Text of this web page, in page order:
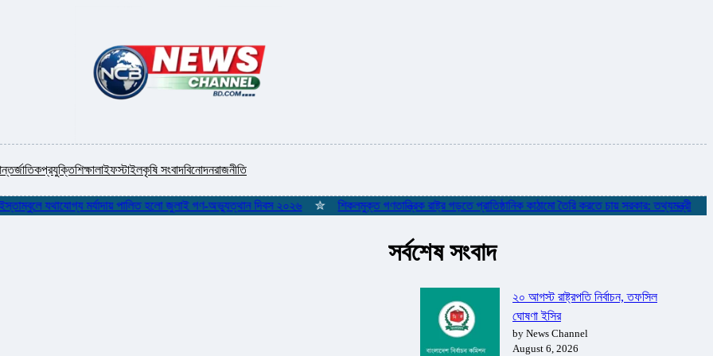
প্রযুক্তিশিক্ষালাইফস্টাইলকৃষি সংবাদবিনোদনরাজনীতি
যথাযোগ্য মর্যাদায় পালিত হলো জুলাই গণ-অভ্যুত্থান দিবস ২০২৬ ✮ শিকলমুক্ত গণতান্ত্রিক রাষ্ট্র গড়তে প্রাতিষ্ঠানিক কাঠামো তৈরি করতে চায় সরকার: তথ্যমন্ত্রী ✮
সর্বশেষ সংবাদ
২০ আগস্ট রাষ্ট্রপতি নির্বাচন, তফসিল
ঘোষণা ইসির
by News Channel
August 6, 2026